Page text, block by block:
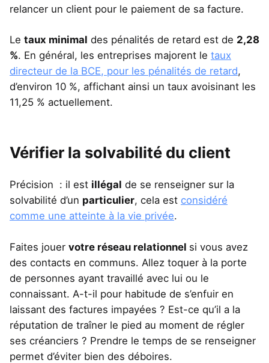
relancer un client pour le paiement de sa facture.
Le taux minimal des pénalités de retard est de 2,28
%. En général, les entreprises majorent le taux
directeur de la BCE, pour les pénalités de retard,
d’environ 10 %, affichant ainsi un taux avoisinant les
11,25 % actuellement.
Vérifier la solvabilité du client
Précision : il est illégal de se renseigner sur la
solvabilité d’un particulier, cela est considéré
comme une atteinte à la vie privée.
Faites jouer votre réseau relationnel si vous avez
des contacts en communs. Allez toquer à la porte
de personnes ayant travaillé avec lui ou le
connaissant. A-t-il pour habitude de s’enfuir en
laissant des factures impayées ? Est-ce qu’il a la
réputation de traîner le pied au moment de régler
ses créanciers ? Prendre le temps de se renseigner
permet d’éviter bien des déboires.